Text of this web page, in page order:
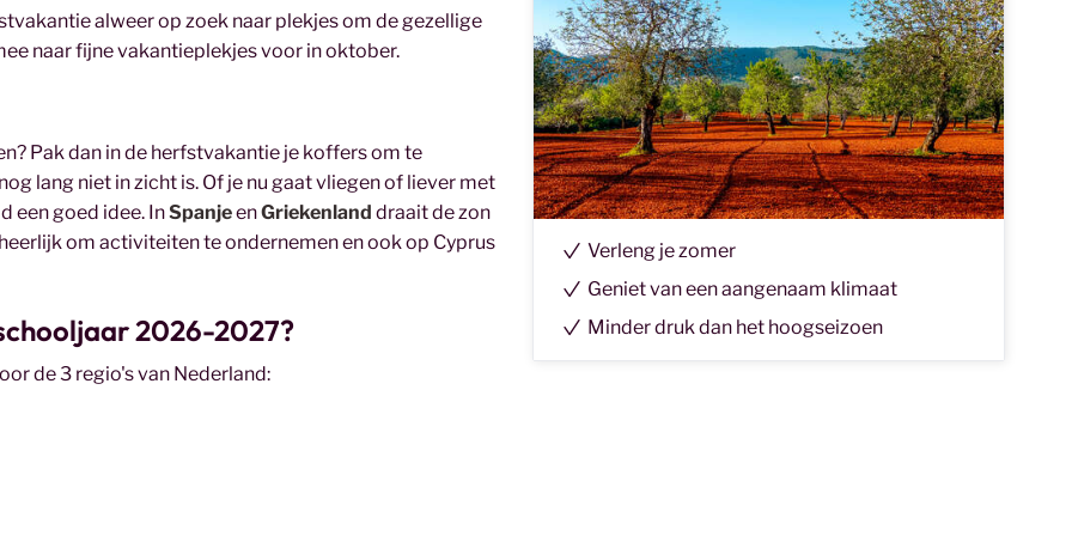
alweer op zoek naar plekjes om de gezellige
naar fijne vakantieplekjes voor in oktober.
Pak dan in de herfstvakantie je koffers om te
lang niet in zicht is. Of je nu gaat vliegen of liever met
een goed idee. InSpanjeenGriekenland draait de zon
om activiteiten te ondernemen en ook op Cyprus
2026-2027?
de 3 regio's van Nederland:
Verleng je zomer
Geniet van een aangenaam klimaat
Minder druk dan het hoogseizoen